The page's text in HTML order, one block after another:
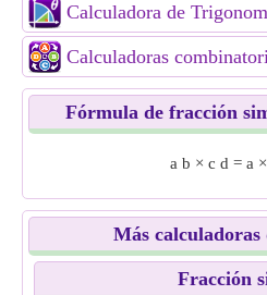
Calculadora de
Calculadoras
Fórmula de fracción
a b × c d = a ×
Más calculadoras
Fracción